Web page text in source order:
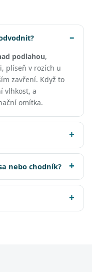
podlahou,
plíseň v rozích u
zavření. Když to
vlhkost, a
omítka.
nebo chodník?